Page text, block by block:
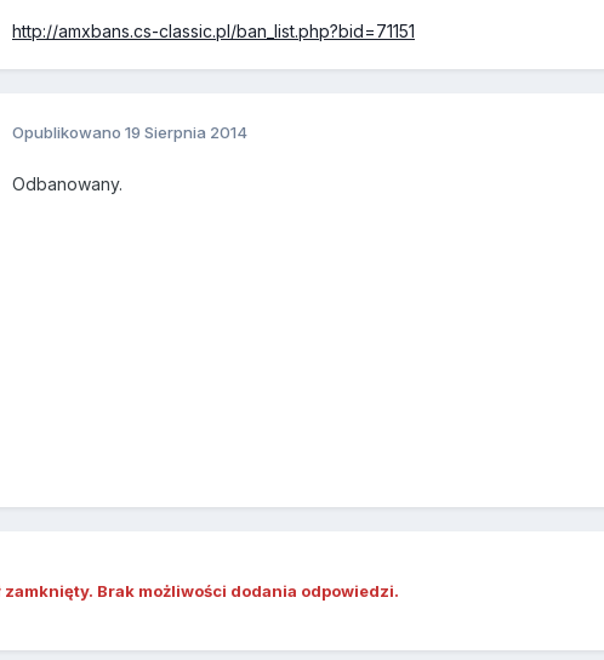
http://amxbans.cs-classic.pl/ban_list.php?bid=71151
Opublikowano 19 Sierpnia 2014
Odbanowany.
zamknięty. Brak możliwości dodania odpowiedzi.